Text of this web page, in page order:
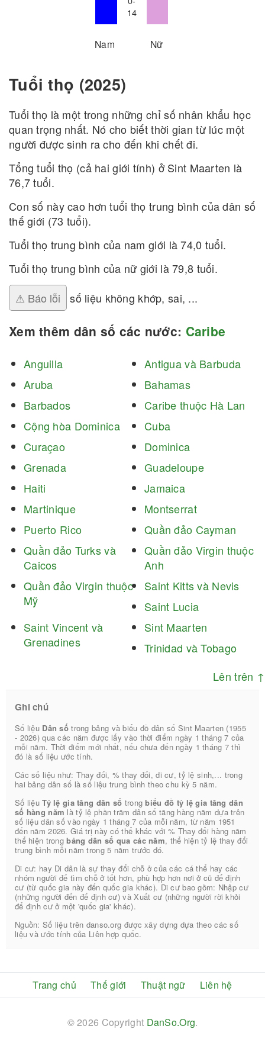
14
Nam Nữ
Tuổi thọ (2025)
Tuổi thọ là một trong những chỉ số nhân khẩu học
quan trọng nhất. Nó cho biết thời gian từ lúc một
người được sinh ra cho đến khi chết đi.
Tổng tuổi thọ (cả hai giới tính) ở Sint Maarten là
76,7 tuổi.
Con số này cao hơn tuổi thọ trung bình của dân số
thế giới (73 tuổi).
Tuổi thọ trung bình của nam giới là 74,0 tuổi.
Tuổi thọ trung bình của nữ giới là 79,8 tuổi.
⚠ Báo lỗi
số liệu không khớp, sai, ...
Xem thêm dân số các nước: Caribe
Anguilla
Antigua và Barbuda
Aruba
Bahamas
Barbados
Caribe thuộc Hà Lan
Cộng hòa Dominica
Cuba
Curaçao
Dominica
Grenada
Guadeloupe
Haiti
Jamaica
Martinique
Montserrat
Puerto Rico
Quần đảo Cayman
Quần đảo Turks và
Caicos
Quần đảo Virgin thuộc
Anh
Quần đảo Virgin thuộc
Mỹ
Saint Kitts và Nevis
Saint Lucia
Saint Vincent và
Grenadines
Sint Maarten
Trinidad và Tobago
Lên trên ↑
Ghi chú
Số liệu Dân số trong bảng và biểu đồ dân số Sint Maarten (1955
- 2026) qua các năm được lấy vào thời điểm ngày 1 tháng 7 của
mỗi năm. Thời điểm mới nhất, nếu chưa đến ngày 1 tháng 7 thì
đó là số liệu ước tính.
Các số liệu như: Thay đổi, % thay đổi, di cư, tỷ lệ sinh,... trong
hai bảng dân số là số liệu trung bình theo chu kỳ 5 năm.
Số liệuTỷ lệ gia tăng dân số trongbiểu đồ tỷ lệ gia tăng dân
số hàng năm là tỷ lệ phần trăm dân số tăng hàng năm dựa trên
số liệu dân số vào ngày 1 tháng 7 của mỗi năm, từ năm 1951
đến năm 2026. Giá trị này có thể khác với % Thay đổi hàng năm
thể hiện trongbảng dân số qua các năm, thể hiện tỷ lệ thay đổi
trung bình mỗi năm trong 5 năm trước đó.
Di cư: hay Di dân là sự thay đổi chỗ ở của các cá thể hay các
nhóm người để tìm chỗ ở tốt hơn, phù hợp hơn nơi ở cũ để định
cư (từ quốc gia này đến quốc gia khác). Di cư bao gồm: Nhập cư
(những người đến để định cư) và Xuất cư (những người rời khỏi
để định cư ở một 'quốc gia' khác).
Nguồn: Số liệu trên danso.org được xây dựng dựa theo các số
liệu và ước tính của Liên hợp quốc.
Trang chủ Thế giới Thuật ngữ Liên hệ
© 2026 Copyright DanSo.Org.